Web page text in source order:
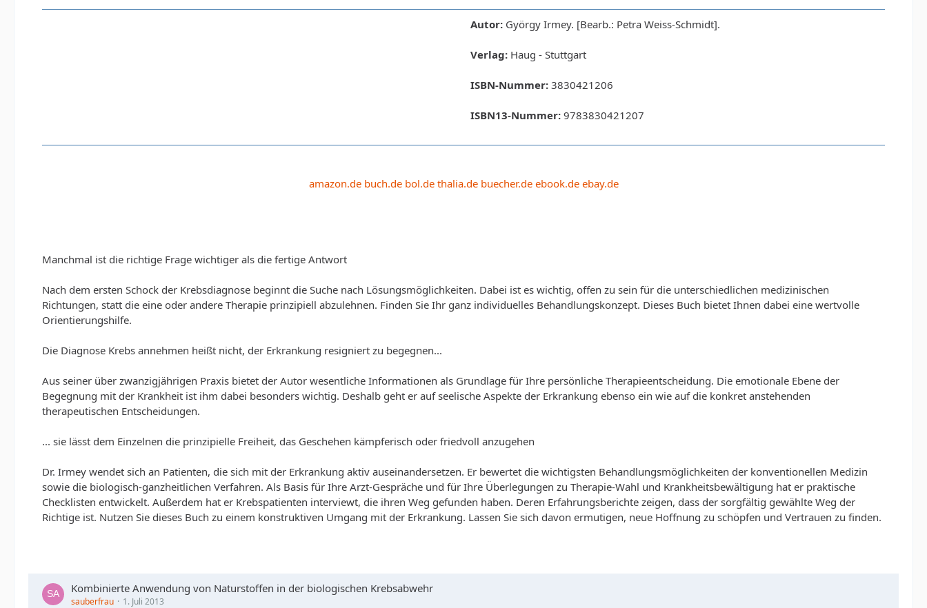
Autor: György Irmey. [Bearb.: Petra Weiss-Schmidt].
Verlag: Haug - Stuttgart
ISBN-Nummer: 3830421206
ISBN13-Nummer: 9783830421207
amazon.de buch.de bol.de thalia.de buecher.de ebook.de ebay.de
Manchmal ist die richtige Frage wichtiger als die fertige Antwort
Nach dem ersten Schock der Krebsdiagnose beginnt die Suche nach Lösungsmöglichkeiten. Dabei ist es wichtig, offen zu sein für die unterschiedlichen medizinischen
Richtungen, statt die eine oder andere Therapie prinzipiell abzulehnen. Finden Sie Ihr ganz individuelles Behandlungskonzept. Dieses Buch bietet Ihnen dabei eine wertvolle
Orientierungshilfe.
Die Diagnose Krebs annehmen heißt nicht, der Erkrankung resigniert zu begegnen...
Aus seiner über zwanzigjährigen Praxis bietet der Autor wesentliche Informationen als Grundlage für Ihre persönliche Therapieentscheidung. Die emotionale Ebene der
Begegnung mit der Krankheit ist ihm dabei besonders wichtig. Deshalb geht er auf seelische Aspekte der Erkrankung ebenso ein wie auf die konkret anstehenden
therapeutischen Entscheidungen.
... sie lässt dem Einzelnen die prinzipielle Freiheit, das Geschehen kämpferisch oder friedvoll anzugehen
Dr. Irmey wendet sich an Patienten, die sich mit der Erkrankung aktiv auseinandersetzen. Er bewertet die wichtigsten Behandlungsmöglichkeiten der konventionellen Medizin
sowie die biologisch-ganzheitlichen Verfahren. Als Basis für Ihre Arzt-Gespräche und für Ihre Überlegungen zu Therapie-Wahl und Krankheitsbewältigung hat er praktische
Checklisten entwickelt. Außerdem hat er Krebspatienten interviewt, die ihren Weg gefunden haben. Deren Erfahrungsberichte zeigen, dass der sorgfältig gewählte Weg der
Richtige ist. Nutzen Sie dieses Buch zu einem konstruktiven Umgang mit der Erkrankung. Lassen Sie sich davon ermutigen, neue Hoffnung zu schöpfen und Vertrauen zu finden.
Kombinierte Anwendung von Naturstoffen in der biologischen Krebsabwehr
sauberfrau 1. Juli 2013